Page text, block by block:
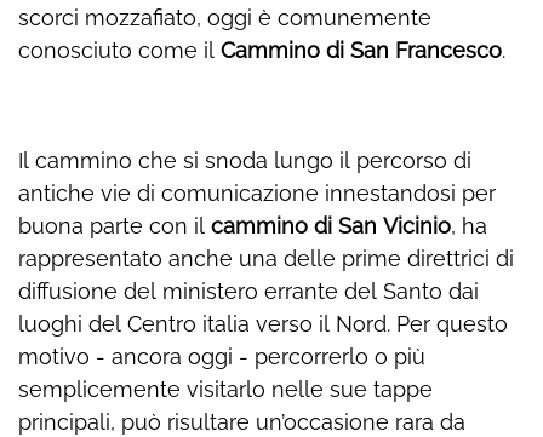
scorci mozzafiato, oggi è comunemente
conosciuto come il Cammino di San Francesco.
Il cammino che si snoda lungo il percorso di
antiche vie di comunicazione innestandosi per
buona parte con il cammino di San Vicinio, ha
rappresentato anche una delle prime direttrici di
diffusione del ministero errante del Santo dai
luoghi del Centro italia verso il Nord. Per questo
motivo - ancora oggi - percorrerlo o più
semplicemente visitarlo nelle sue tappe
principali, può risultare un’occasione rara da